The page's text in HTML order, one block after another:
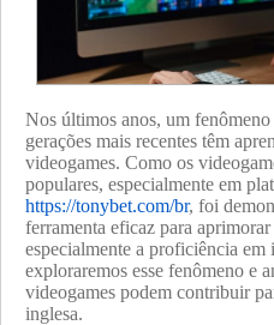
Nos últimos anos, um
gerações mais recentes têm
videogames. Como os
populares, especialmente em
https://tonybet.com/br, foi
ferramenta eficaz para
especialmente a proficiência em
exploraremos esse fenômeno e
videogames podem contribuir
inglesa.